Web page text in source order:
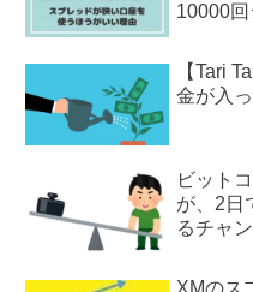
10000回
【Tari
金が入
ビット
が、2日
るチャ
XMのス